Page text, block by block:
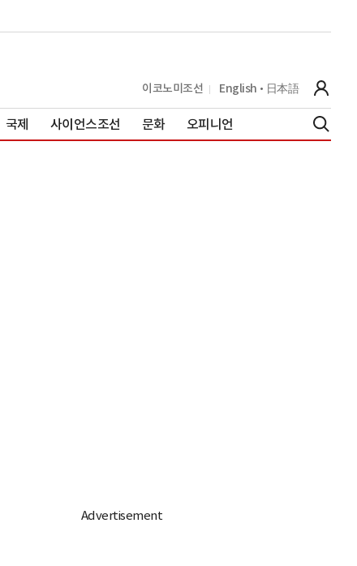
이코노미조선 English 日本語
국제 사이언스조선 문화 오피니언